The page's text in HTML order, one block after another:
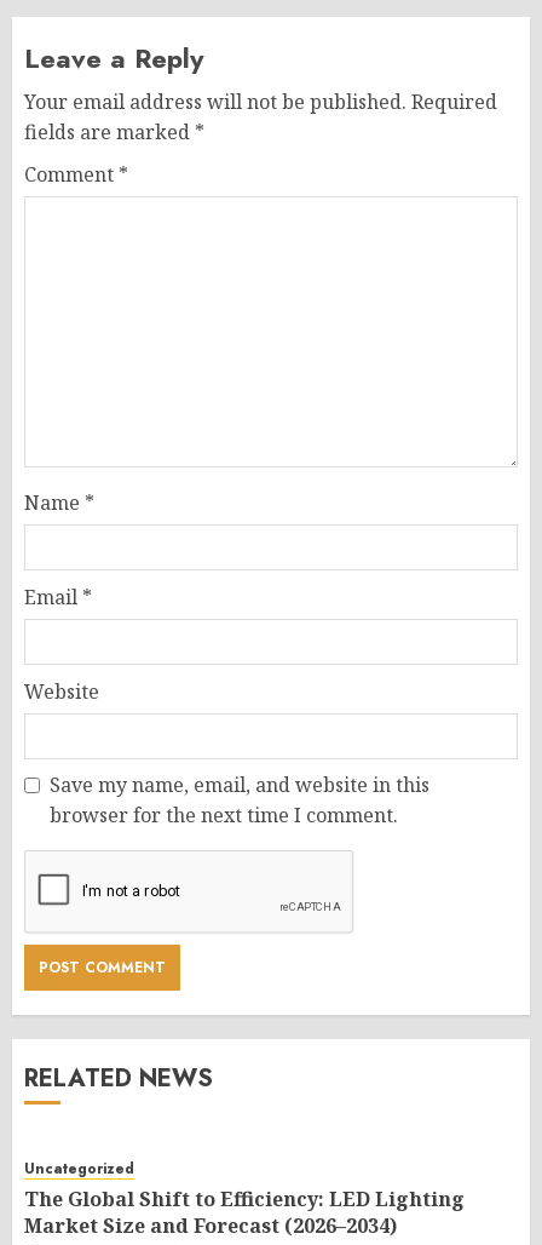
Leave a Reply
Your email address will not be published. Required
fields are marked *
Comment *
Name *
Email *
Website
Save my name, email, and website in this
browser for the next time I comment.
RELATED NEWS
Uncategorized
The Global Shift to Efficiency: LED Lighting
Market Size and Forecast (2026–2034)